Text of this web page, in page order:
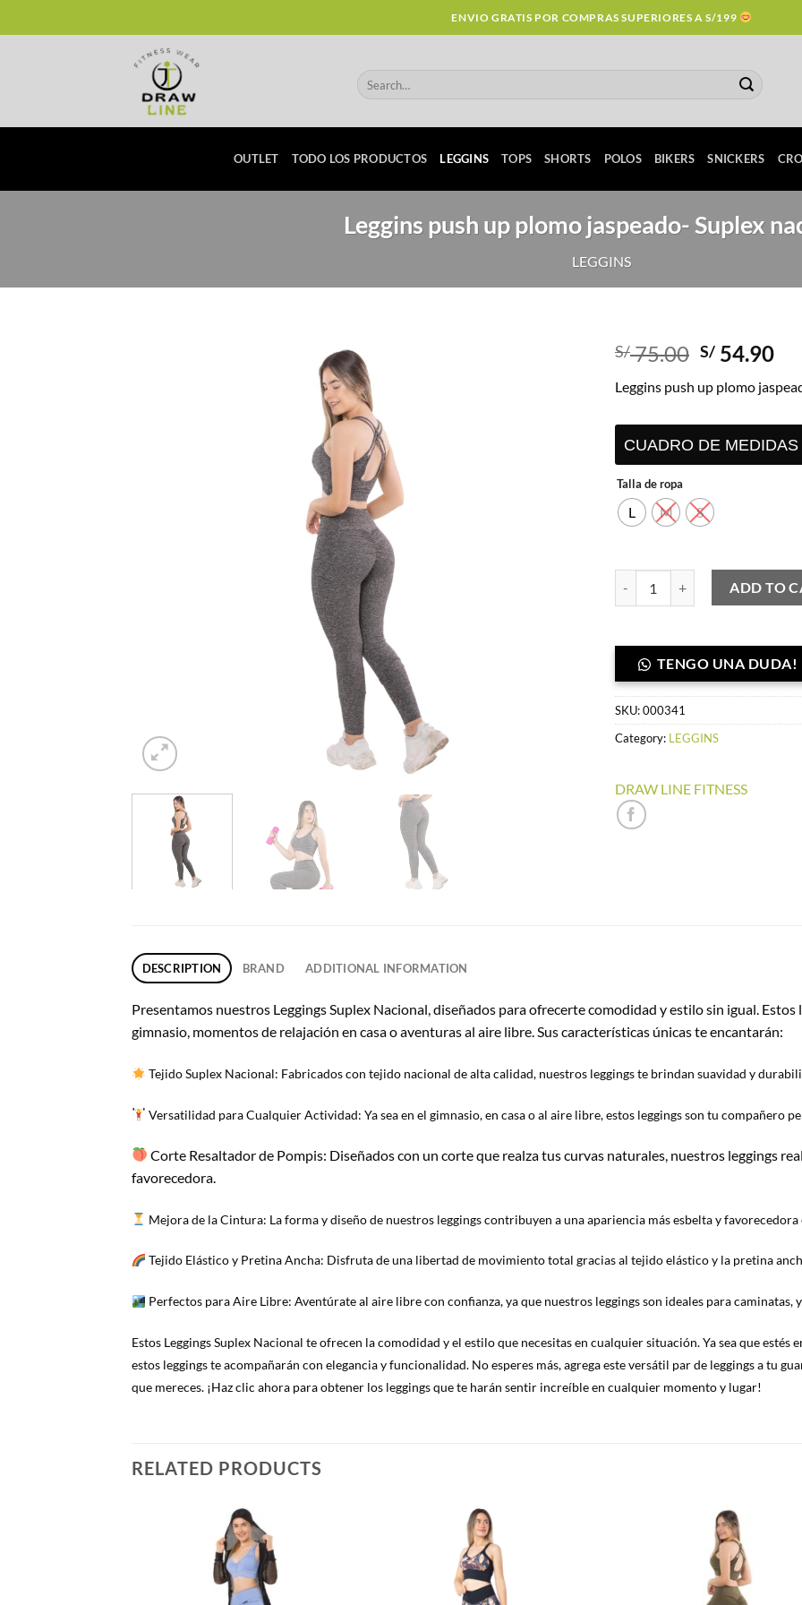
to
ENVIO GRATIS POR COMPRAS SUPERIORES A S/199
Search
for:
OUTLET TODO LOS PRODUCTOS LEGGINS TOPS SHORTS POLOS BIKERS SNICKERS
Leggins push up plomo jaspeado- Suplex
LEGGINS
S/75.00 Original
was:
S/ 54.90
is:
Leggins push up plomo
CUADRO DE MEDIDAS
Talla de ropa
L M S
ADD TO
TENGO UNA DUDA!
SKU:000341
Category: LEGGINS
DRAW LINE FITNESS
DESCRIPTION BRAND ADDITIONAL INFORMATION
Presentamos nuestros Leggings Suplex Nacional, diseñados para ofrecerte comodidad y estilo sin igual. Estos
gimnasio, momentos de relajación en casa o aventuras al aire libre. Sus características únicas te encantarán:
Tejido Suplex Nacional: Fabricados con tejido nacional de alta calidad, nuestros leggings te brindan suavidad y
Versatilidad para Cualquier Actividad: Ya sea en el gimnasio, en casa o al aire libre, estos leggings son tu compañero
Corte Resaltador de Pompis: Diseñados con un corte que realza tus curvas naturales, nuestros leggings
favorecedora.
Mejora de la Cintura: La forma y diseño de nuestros leggings contribuyen a una apariencia más esbelta y
Tejido Elástico y Pretina Ancha: Disfruta de una libertad de movimiento total gracias al tejido elástico y la pretina
Perfectos para Aire Libre: Aventúrate al aire libre con confianza, ya que nuestros leggings son ideales para
Estos Leggings Suplex Nacional te ofrecen la comodidad y el estilo que necesitas en cualquier situación. Ya sea que estés
estos leggings te acompañarán con elegancia y funcionalidad. No esperes más, agrega este versátil par de leggings a tu
que mereces. ¡Haz clic ahora para obtener los leggings que te harán sentir increíble en cualquier momento y lugar!
RELATED PRODUCTS